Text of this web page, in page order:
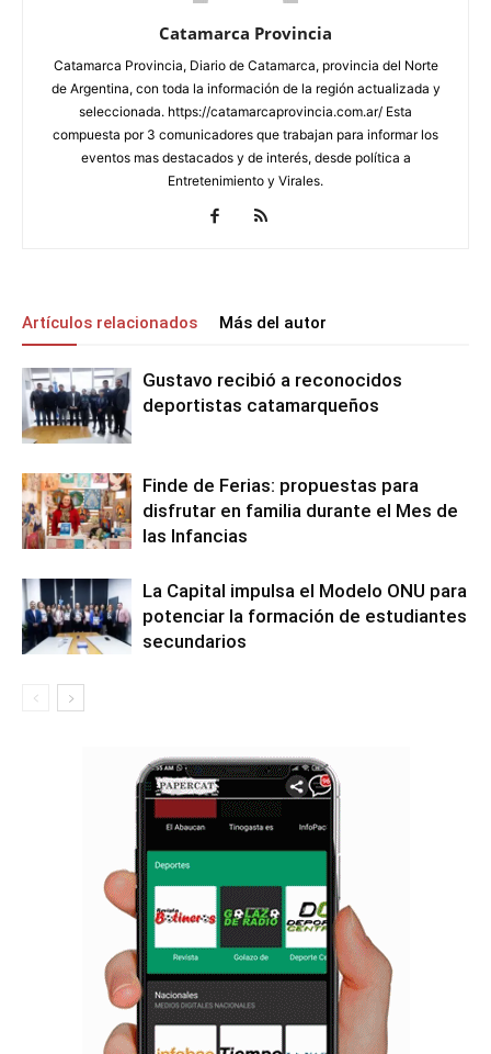
Catamarca Provincia
Catamarca Provincia, Diario de Catamarca, provincia del Norte
de Argentina, con toda la información de la región actualizada y
seleccionada. https://catamarcaprovincia.com.ar/ Esta
compuesta por 3 comunicadores que trabajan para informar los
eventos mas destacados y de interés, desde política a
Entretenimiento y Virales.
Artículos relacionados Más del autor
Gustavo recibió a reconocidos
deportistas catamarqueños
Finde de Ferias: propuestas para
disfrutar en familia durante el Mes de
las Infancias
La Capital impulsa el Modelo ONU para
potenciar la formación de estudiantes
secundarios